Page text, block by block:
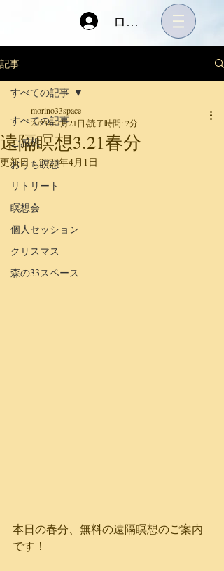
ログイン
記事
すべての記事
ご感想
おうち瞑想
リトリート
瞑想会
個人セッション
クリスマス
森の33スペース
すべての記事
遠隔瞑想3.21春分
morino33space
2023年3月21日 読了時間: 2分
更新日：2023年4月1日
本日の春分、無料の遠隔瞑想のご案内
です！